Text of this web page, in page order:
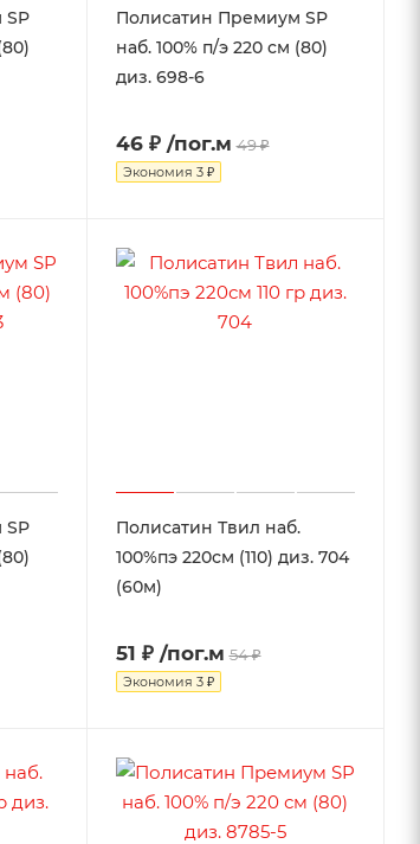
Полисатин Премиум SP
наб. 100% п/э 220 см (80)
диз. 698-6
46 ₽ /пог.м 49 ₽
Экономия 3 ₽
Полисатин Твил наб.
100%пэ 220см (110) диз. 704
(60м)
51 ₽ /пог.м 54 ₽
Экономия 3 ₽